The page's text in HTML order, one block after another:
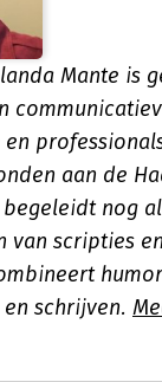
Mante is
aan de
nog
van scripties
schrijven.